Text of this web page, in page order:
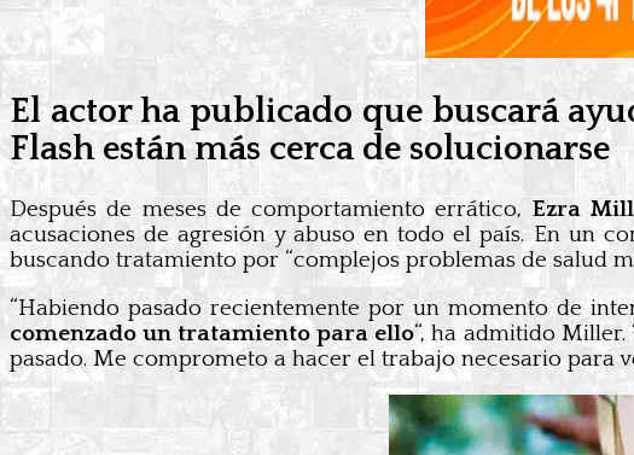
El actor ha publicado que buscará
Flash están más cerca de solucionarse
Después de meses de comportamiento errático, Ezra
acusaciones de agresión y abuso en todo el país. En un
buscando tratamiento por “complejos problemas de salud
“Habiendo pasado recientemente por un momento de
comenzado un tratamiento para ello“, ha admitido
pasado. Me comprometo a hacer el trabajo necesario para